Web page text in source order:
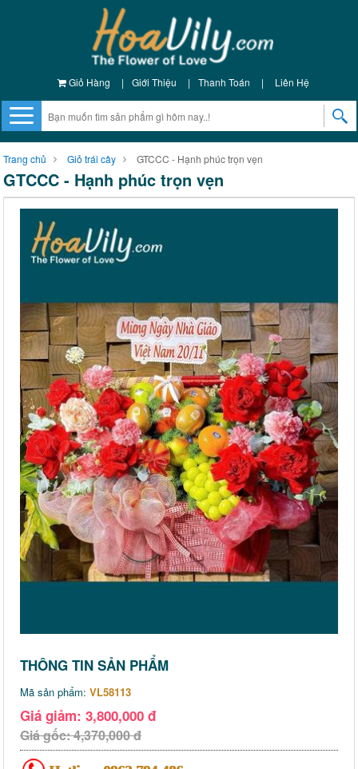
Giỏ Hàng | Giới Thiệu | Thanh Toán | Liên Hệ
Trang chủ Giỏ trái cây GTCCC - Hạnh phúc trọn vẹn
GTCCC - Hạnh phúc trọn vẹn
THÔNG TIN SẢN PHẨM
Mã sản phẩm: VL58113
Giá giảm: 3,800,000 đ
Giá gốc: 4,370,000 đ